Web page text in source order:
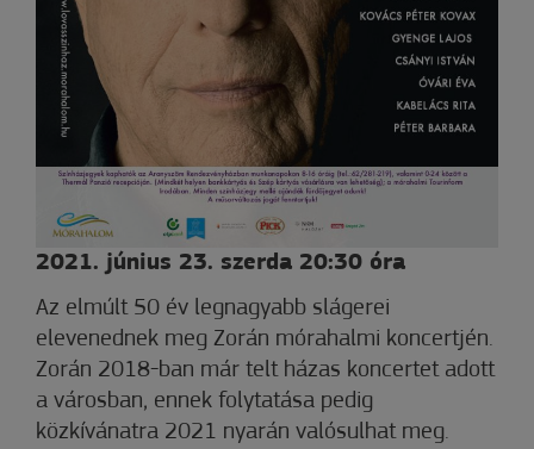
2021. június 23. szerda 20:30 óra
Az elmúlt 50 év legnagyabb slágerei
elevenednek meg Zorán mórahalmi koncertjén.
Zorán 2018-ban már telt házas koncertet adott
a városban, ennek folytatása pedig
közkívánatra 2021 nyarán valósulhat meg.